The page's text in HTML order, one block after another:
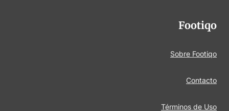
Footiqo
Sobre Footiqo
Contacto
Términos de Uso